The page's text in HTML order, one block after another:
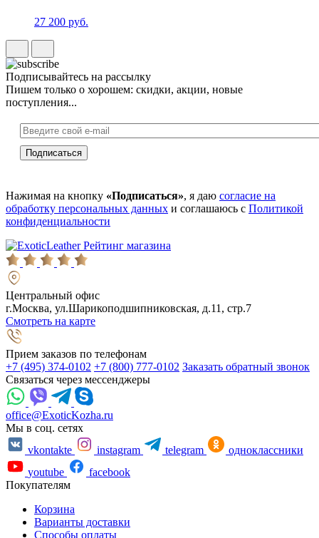
27 200 руб.
Подписывайтесь на рассылку
Пишем только о хорошем: скидки, акции, новые
поступления...
Нажимая на кнопку «Подписаться», я даю согласие на
обработку персональных данных и соглашаюсь с Политикой
конфиденциальности
Рейтинг магазина
Центральный офис
г.Москва, ул.Шарикоподшипниковская, д.11, стр.7
Смотреть на карте
Прием заказов по телефонам
+7 (495) 374-0102 +7 (800) 777-0102 Заказать обратный звонок
Связаться через мессенджеры
office@ExoticKozha.ru
Мы в соц. сетях
vkontakte
instagram telegram
одноклассники
youtube
facebook
Покупателям
Корзина
Варианты доставки
Способы оплаты